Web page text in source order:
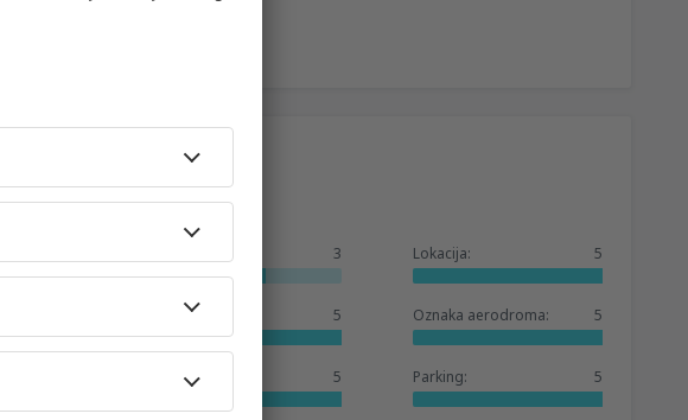
3 Lokacija: 5
Čekaonica: 5 Oznaka aerodroma: 5
Prodavnice: 5 Parking: 5